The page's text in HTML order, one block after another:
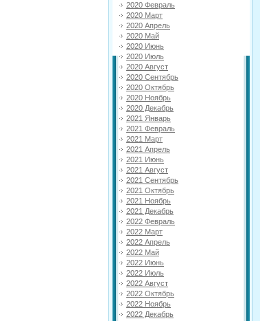
2020 Февраль
2020 Март
2020 Апрель
2020 Май
2020 Июнь
2020 Июль
2020 Август
2020 Сентябрь
2020 Октябрь
2020 Ноябрь
2020 Декабрь
2021 Январь
2021 Февраль
2021 Март
2021 Апрель
2021 Июнь
2021 Август
2021 Сентябрь
2021 Октябрь
2021 Ноябрь
2021 Декабрь
2022 Февраль
2022 Март
2022 Апрель
2022 Май
2022 Июнь
2022 Июль
2022 Август
2022 Октябрь
2022 Ноябрь
2022 Декабрь